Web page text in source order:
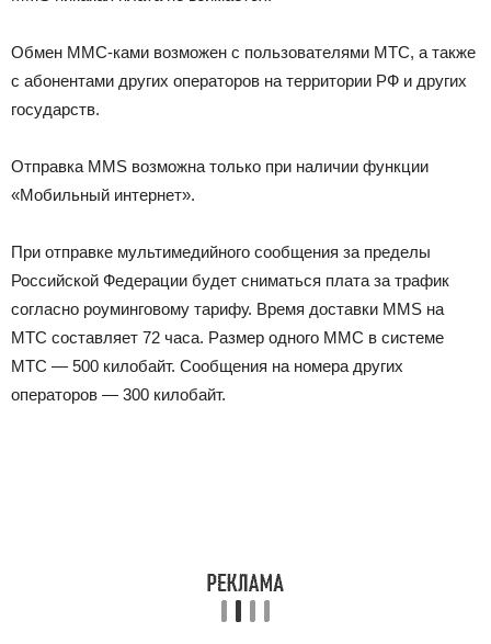
Обмен ММС-ками возможен с пользователями МТС, а также
с абонентами других операторов на территории РФ и других
государств.
Отправка MMS возможна только при наличии функции
«Мобильный интернет».
При отправке мультимедийного сообщения за пределы
Российской Федерации будет сниматься плата за трафик
согласно роуминговому тарифу. Время доставки MMS на
МТС составляет 72 часа. Размер одного ММС в системе
МТС — 500 килобайт. Сообщения на номера других
операторов — 300 килобайт.